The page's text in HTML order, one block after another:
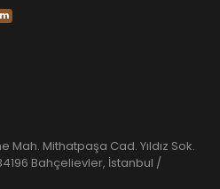
Mithatpaşa Cad. Yıldız Sok.
Bahçelievler, İstanbul /